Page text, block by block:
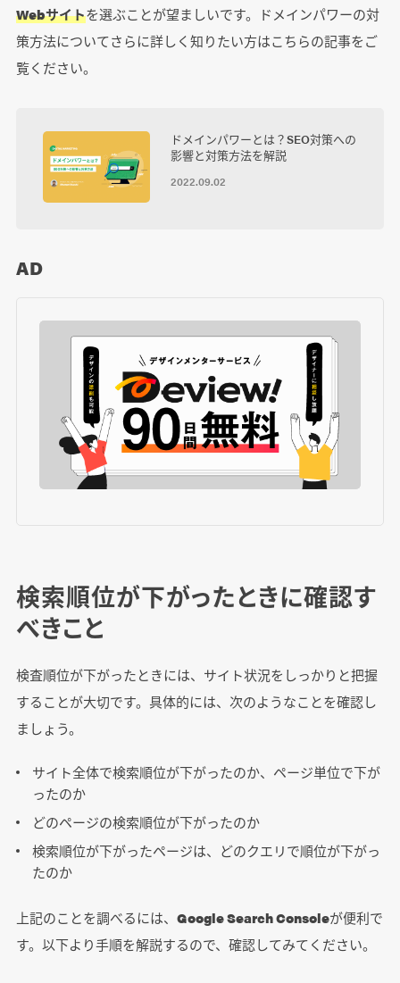
Webサイトを選ぶことが望ましいです。ドメインパワーの対
策方法についてさらに詳しく知りたい方はこちらの記事をご
覧ください。
ドメインパワーとは？SEO対策への
影響と対策方法を解説
2022.09.02
AD
検索順位が下がったときに確認す
べきこと
検査順位が下がったときには、サイト状況をしっかりと把握
することが大切です。具体的には、次のようなことを確認し
ましょう。
サイト全体で検索順位が下がったのか、ページ単位で下が
ったのか
どのページの検索順位が下がったのか
検索順位が下がったページは、どのクエリで順位が下がっ
たのか
上記のことを調べるには、 Google Search Consoleが便利で
す。以下より手順を解説するので、確認してみてください。